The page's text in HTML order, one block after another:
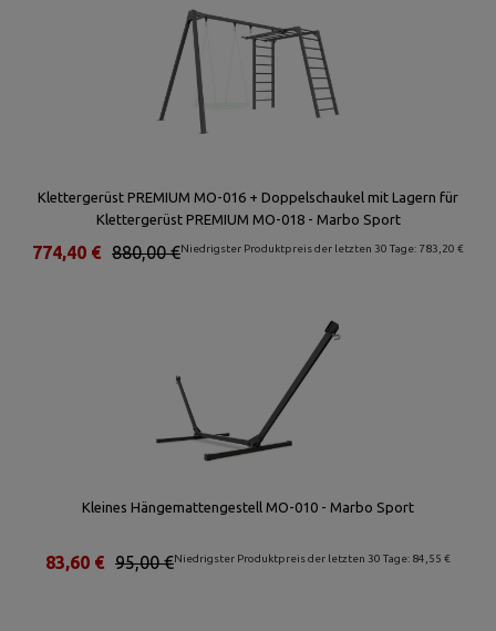
Klettergerüst PREMIUM MO-016 + Doppelschaukel mit Lagern für
Klettergerüst PREMIUM MO-018 - Marbo Sport
Niedrigster Produktpreis der letzten 30 Tage: 783,20 €
880,00 €
774,40 €
Kleines Hängemattengestell MO-010 - Marbo Sport
Niedrigster Produktpreis der letzten 30 Tage: 84,55 €
95,00 €
83,60 €